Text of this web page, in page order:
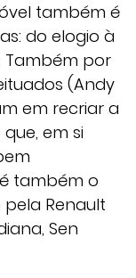
também é
do elogio à
Também por
(Andy
em recriar a
em si
também o
Renault
Sen